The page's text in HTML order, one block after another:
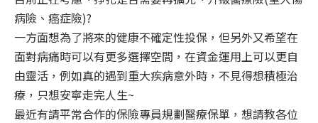
病險、癌症險)?
一方面想為了將來的健康不確定性投保，但另外又希望在
面對病痛時可以有更多選擇空間，在資金運用上可以更自
由靈活，例如真的遇到重大疾病意外時，不見得想積極治
療，只想安寧走完人生~
最近有請平常合作的保險專員規劃醫療保單，想請教各位